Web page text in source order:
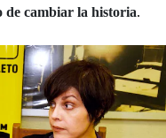
de cambiar la historia.